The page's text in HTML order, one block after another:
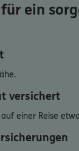
ein
versichert
einer Reise